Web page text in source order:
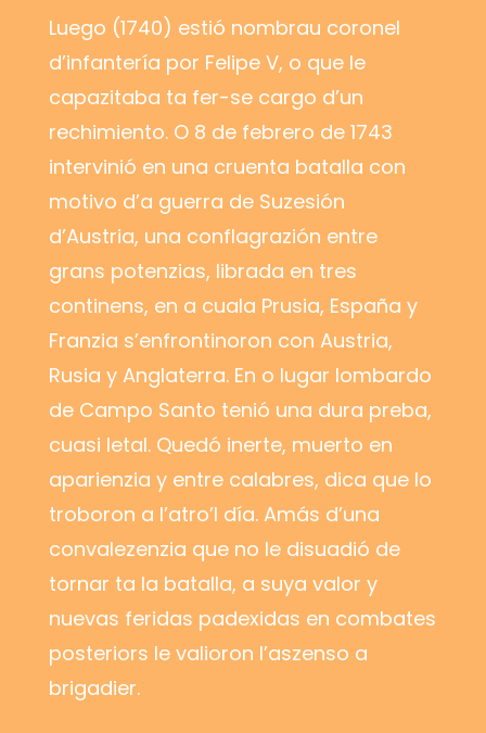
Luego (1740) estió nombrau coronel
d’infantería por Felipe V, o que le
capazitaba ta fer-se cargo d’un
rechimiento. O 8 de febrero de 1743
intervinió en una cruenta batalla con
motivo d’a guerra de Suzesión
d’Austria, una conflagrazión entre
grans potenzias, librada en tres
continens, en a cuala Prusia, España y
Franzia s’enfrontinoron con Austria,
Rusia y Anglaterra. En o lugar lombardo
de Campo Santo tenió una dura preba,
cuasi letal. Quedó inerte, muerto en
aparienzia y entre calabres, dica que lo
troboron a l’atro’l día. Amás d’una
convalezenzia que no le disuadió de
tornar ta la batalla, a suya valor y
nuevas feridas padexidas en combates
posteriors le valioron l’aszenso a
brigadier.